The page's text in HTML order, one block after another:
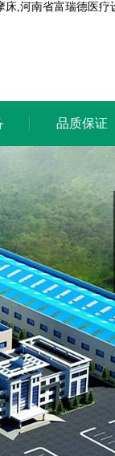
,河南省富瑞德医疗
品质保证